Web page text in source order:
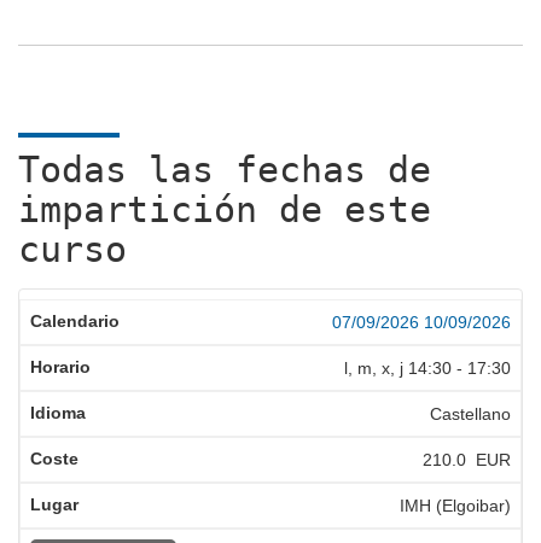
Todas las fechas de
impartición de este
curso
07/09/2026 10/09/2026
l, m, x, j 14:30 - 17:30
Castellano
210.0 EUR
IMH (Elgoibar)